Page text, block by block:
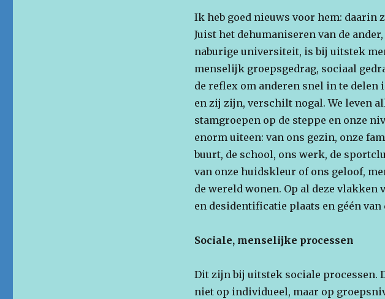
Ik heb goed nieuws voor hem:
Juist het dehumaniseren van de
naburige universiteit, is bij uitstek
menselijk groepsgedrag, sociaal
de reflex om anderen snel in te delen
en zij zijn, verschilt nogal. We leven
stamgroepen op de steppe en onze
enorm uiteen: van ons gezin, onze
buurt, de school, ons werk, de
van onze huidskleur of ons geloof,
de wereld wonen. Op al deze
en desidentificatie plaats en géén
Sociale, menselijke processen
Dit zijn bij uitstek sociale processen.
niet op individueel, maar op